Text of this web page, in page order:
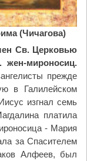
(Чичагова)
Св. Церковью
мироносиц.
прежде
в Галилейском
изгнал семь
платила
- Мария
за Спасителем
Алфеев, был